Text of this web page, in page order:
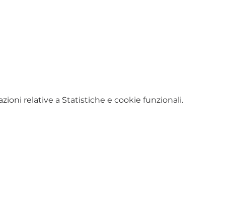
relative a Statistiche e cookie funzionali.